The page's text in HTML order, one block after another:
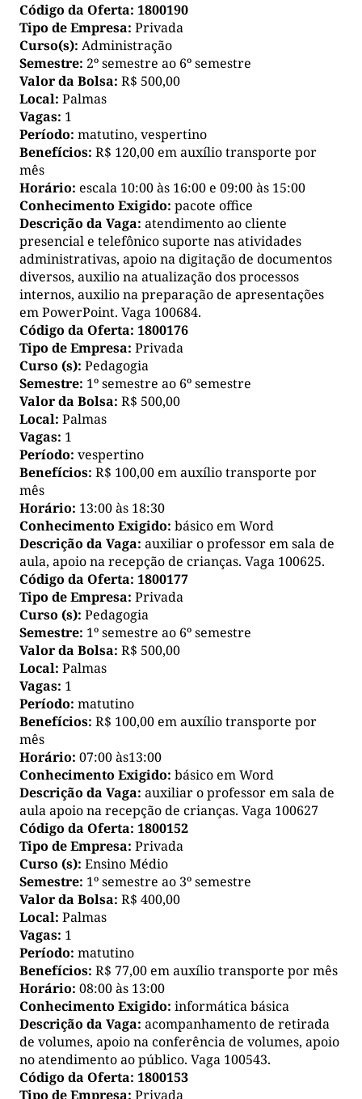
Código da Oferta: 1800190
Tipo de Empresa: Privada
Curso(s): Administração
Semestre: 2º semestre ao 6º semestre
Valor da Bolsa: R$ 500,00
Local: Palmas
Vagas: 1
Período: matutino, vespertino
Benefícios: R$ 120,00 em auxílio transporte por
mês
Horário: escala 10:00 às 16:00 e 09:00 às 15:00
Conhecimento Exigido: pacote office
Descrição da Vaga: atendimento ao cliente
presencial e telefônico suporte nas atividades
administrativas, apoio na digitação de documentos
diversos, auxilio na atualização dos processos
internos, auxilio na preparação de apresentações
em PowerPoint. Vaga 100684.
Código da Oferta: 1800176
Tipo de Empresa: Privada
Curso (s): Pedagogia
Semestre: 1º semestre ao 6º semestre
Valor da Bolsa: R$ 500,00
Local: Palmas
Vagas: 1
Período: vespertino
Benefícios: R$ 100,00 em auxílio transporte por
mês
Horário: 13:00 às 18:30
Conhecimento Exigido: básico em Word
Descrição da Vaga: auxiliar o professor em sala de
aula, apoio na recepção de crianças. Vaga 100625.
Código da Oferta: 1800177
Tipo de Empresa: Privada
Curso (s): Pedagogia
Semestre: 1º semestre ao 6º semestre
Valor da Bolsa: R$ 500,00
Local: Palmas
Vagas: 1
Período: matutino
Benefícios: R$ 100,00 em auxílio transporte por
mês
Horário: 07:00 às13:00
Conhecimento Exigido: básico em Word
Descrição da Vaga: auxiliar o professor em sala de
aula apoio na recepção de crianças. Vaga 100627
Código da Oferta: 1800152
Tipo de Empresa: Privada
Curso (s): Ensino Médio
Semestre: 1º semestre ao 3º semestre
Valor da Bolsa: R$ 400,00
Local: Palmas
Vagas: 1
Período: matutino
Benefícios: R$ 77,00 em auxílio transporte por mês
Horário: 08:00 às 13:00
Conhecimento Exigido: informática básica
Descrição da Vaga: acompanhamento de retirada
de volumes, apoio na conferência de volumes, apoio
no atendimento ao público. Vaga 100543.
Código da Oferta: 1800153
Tipo de Empresa: Privada